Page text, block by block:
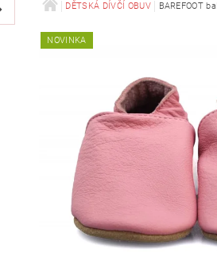
DÁRKOVÉ POUKAZY OŠETŘOVÁNÍ
ZBOŽÍ A REKLAMACE
DĚTSKÁ DÍVČÍ OBUV BAREFOOT
NOVINKA